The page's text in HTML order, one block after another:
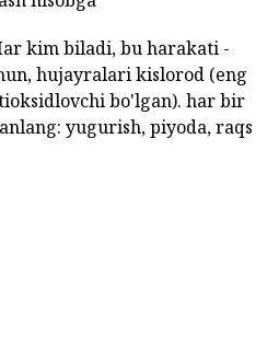
kim biladi, bu harakati -
hujayralari kislorod (eng
bo'lgan). har bir
yugurish, piyoda, raqs